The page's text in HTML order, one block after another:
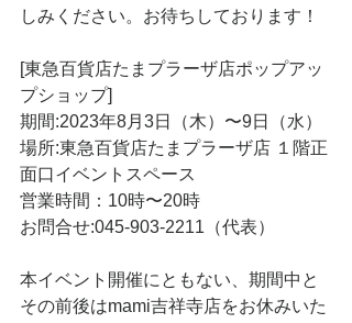
しみください。お待ちしております！
[東急百貨店たまプラーザ店ポップアッ
プショップ]
期間:2023年8月3日（木）〜9日（水）
場所:東急百貨店たまプラーザ店 １階正
面口イベントスペース
営業時間：10時〜20時
お問合せ:045-903-2211（代表）
本イベント開催にともない、期間中と
その前後はmami吉祥寺店をお休みいた